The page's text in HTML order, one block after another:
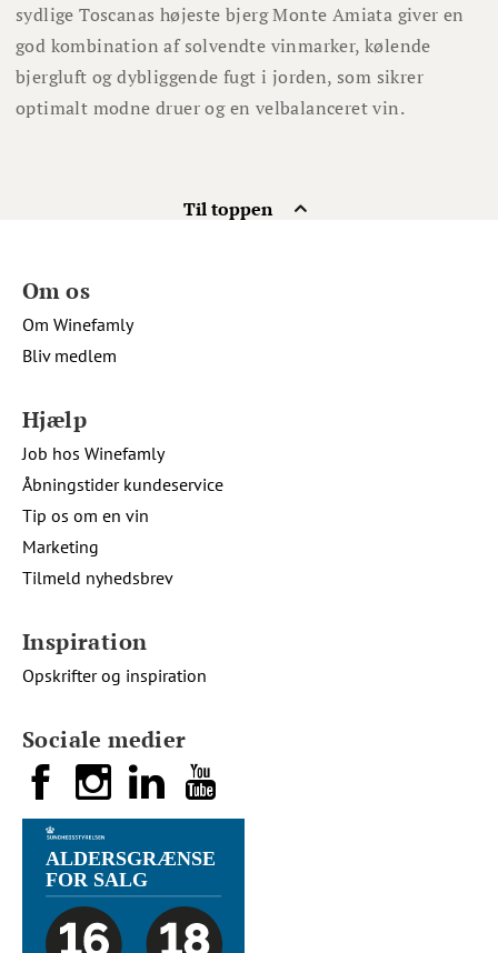
Til toppen
sydlige Toscanas højeste bjerg Monte Amiata giver en
god kombination af solvendte vinmarker, kølende
bjergluft og dybliggende fugt i jorden, som sikrer
optimalt modne druer og en velbalanceret vin.
Sociale medier
Om os
Om Winefamly
Bliv medlem
Hjælp
Job hos Winefamly
Åbningstider kundeservice
Tip os om en vin
Marketing
Tilmeld nyhedsbrev
Inspiration
Opskrifter og inspiration